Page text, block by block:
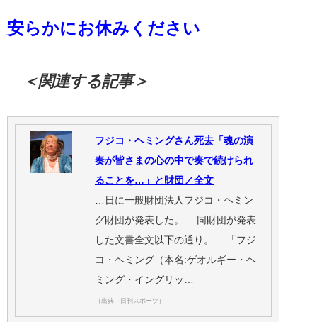
安らかにお休みください
＜関連する記事＞
フジコ・ヘミングさん死去「魂の演
奏が皆さまの心の中で奏で続けられ
ることを…」と財団／全文
…日に一般財団法人フジコ・ヘミン
グ財団が発表した。 同財団が発表
した文書全文以下の通り。 「フジ
コ・ヘミング（本名:ゲオルギー・ヘ
ミング・イングリッ…
（出典：日刊スポーツ）